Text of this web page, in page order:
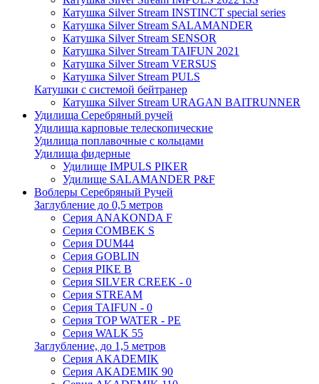
Катушка Silver Stream INSTINCT special series
Катушка Silver Stream SALAMANDER
Катушка Silver Stream SENSOR
Катушка Silver Stream TAIFUN 2021
Катушка Silver Stream VERSUS
Катушка Silver Stream PULS
Катушки с системой бейтранер
Катушка Silver Stream URAGAN BAITRUNNER
Удилища Серебряный ручей
Удилища карповые телескопические
Удилища поплавочные с кольцами
Удилища фидерные
Удилище IMPULS PIKER
Удилище SALAMANDER P&F
Воблеры Серебряный Ручей
Заглубление до 0,5 метров
Серия ANAKONDA F
Серия COMBEK S
Серия DUM44
Серия GOBLIN
Серия PIKE B
Серия SILVER CREEK - 0
Серия STREAM
Серия TAIFUN - 0
Серия TOP WATER - PE
Серия WALK 55
Заглубление, до 1,5 метров
Серия AKADEMIK
Серия AKADEMIK 90